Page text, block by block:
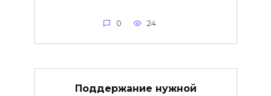
0 24
Поддержание нужной